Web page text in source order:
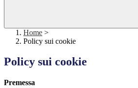
Home >
Policy sui cookie
Policy sui cookie
Premessa